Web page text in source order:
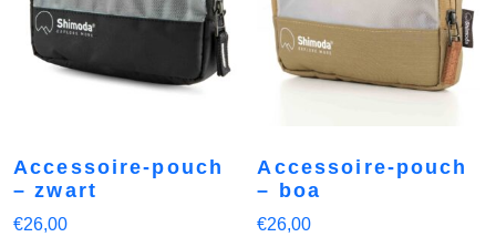
Accessoire-pouch
– zwart
€26,00
Accessoire-pouch
– boa
€26,00